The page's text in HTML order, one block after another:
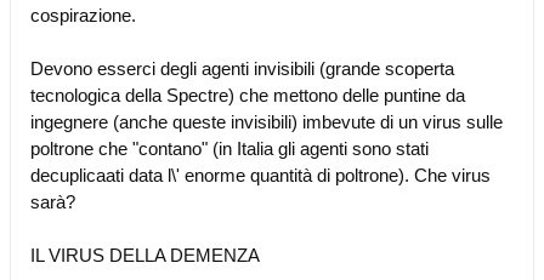
cospirazione.
Devono esserci degli agenti invisibili (grande scoperta
tecnologica della Spectre) che mettono delle puntine da
ingegnere (anche queste invisibili) imbevute di un virus sulle
poltrone che "contano" (in Italia gli agenti sono stati
decuplicaati data l\' enorme quantità di poltrone). Che virus
sarà?
IL VIRUS DELLA DEMENZA